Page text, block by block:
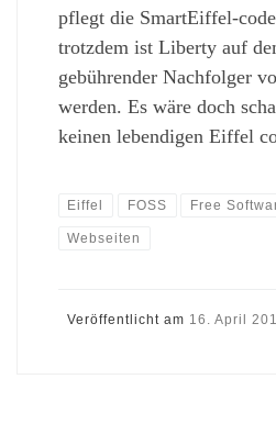
pflegt die SmartEiffel-
trotzdem ist Liberty auf
gebührender Nachfolger
werden. Es wäre doch
keinen lebendigen Eiffel
Eiffel FOSS Free
Webseiten
Veröffentlicht am 16. April